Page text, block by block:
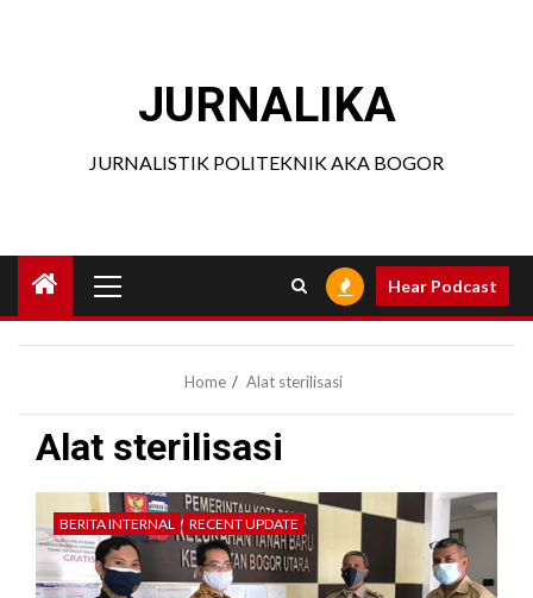
JURNALIKA
JURNALISTIK POLITEKNIK AKA BOGOR
Menu
Hear Podcast
Home Alat sterilisasi
Alat sterilisasi
BERITA INTERNAL RECENT UPDATE